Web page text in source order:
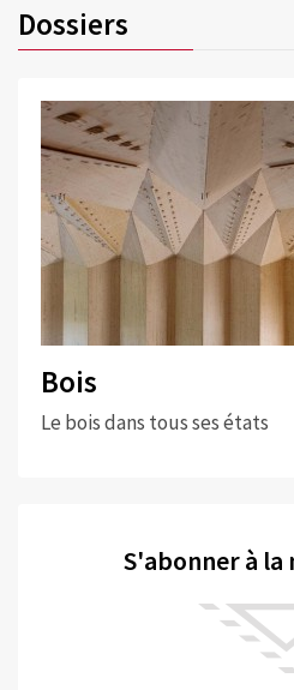
Dossiers
Bois
Le bois dans tous ses états
S'abonner à la